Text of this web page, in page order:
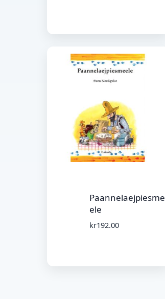
Paannelaejpiesme
ele
kr192.00